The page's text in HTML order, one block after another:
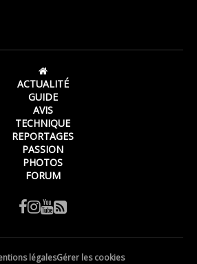
ACTUALITÉ
GUIDE
AVIS
TECHNIQUE
REPORTAGES
PASSION
PHOTOS
FORUM
légalesGérer les cookies